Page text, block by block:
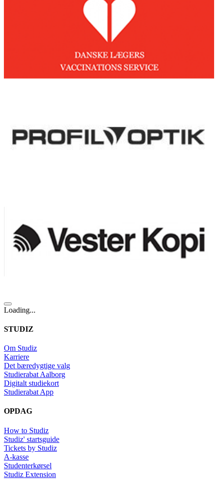
Loading...
STUDIZ
Om Studiz
Karriere
Det bæredygtige valg
Studierabat Aalborg
Digitalt studiekort
Studierabat App
OPDAG
How to Studiz
Studiz' startsguide
Tickets by Studiz
A-kasse
Studenterkørsel
Studiz Extension